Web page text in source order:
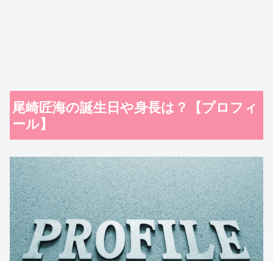
尾崎匠海の誕生日や身長は？【プロフィ
ール】